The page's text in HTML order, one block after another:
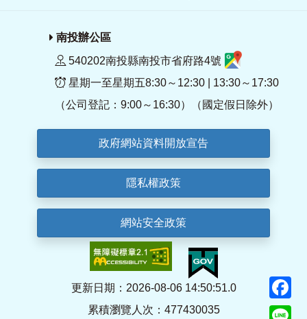
南投辦公區
540202南投縣南投市省府路4號
星期一至星期五8:30～12:30 | 13:30～17:30
（公司登記：9:00～16:30）（國定假日除外）
政府網站資料開放宣告
隱私權政策
網站安全政策
更新日期：2026-08-06 14:50:51.0
累積瀏覽人次：477430035